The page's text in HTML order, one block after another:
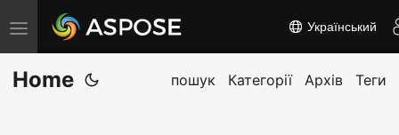
П
е
р
Український
Home пошук Категорії Архів Теги